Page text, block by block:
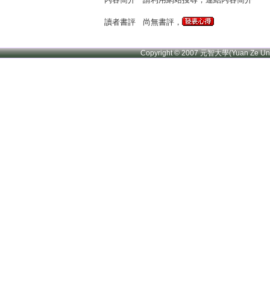
讀者書評 尚無書評，
Copyright © 2007 元智大學(Yuan Ze